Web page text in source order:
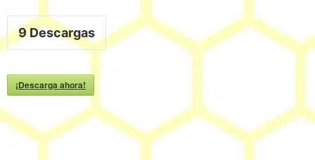
9Descargas
¡Descarga ahora!